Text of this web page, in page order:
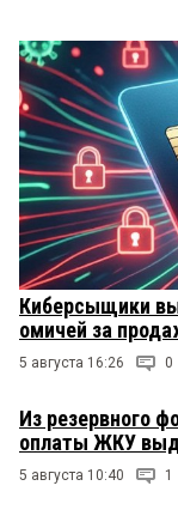
Киберсыщики
омичей за
5 августа 16:26 0
Из резервного
оплаты ЖКУ
5 августа 10:40 1